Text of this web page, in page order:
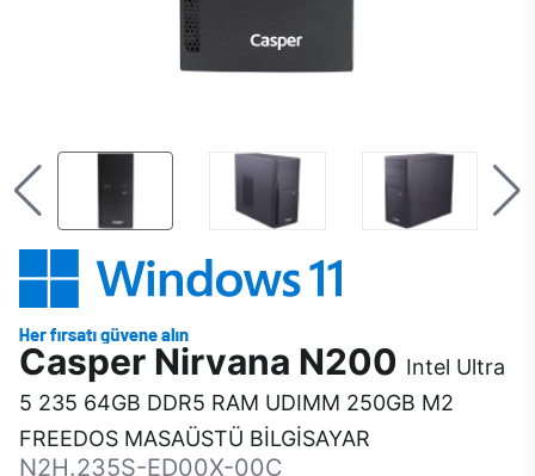
Casper Nirvana N200 Intel Ultra
5 235 64GB DDR5 RAM UDIMM 250GB M2
FREEDOS MASAÜSTÜ BİLGİSAYAR
N2H.235S-ED00X-00C